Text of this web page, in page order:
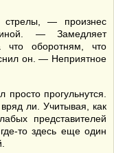
— произнес
— Замедляет
оборотням, что
он. — Неприятное
прогульнутся.
ли. Учитывая, как
представителей
то здесь еще один